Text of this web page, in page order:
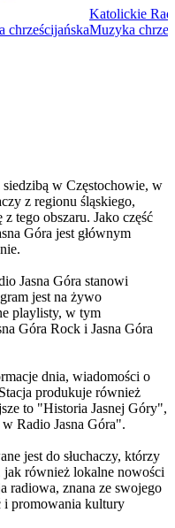
chrześcijańska
Katolickie
Muzyka
siedzibą w Częstochowie, w
z regionu śląskiego,
tego obszaru. Jako część
Góra jest głównym
Jasna Góra stanowi
jest na żywo
playlisty, w tym
Góra Rock i Jasna Góra
dnia, wiadomości o
produkuje również
to "Historia Jasnej Góry",
Radio Jasna Góra".
jest do słuchaczy, którzy
jak również lokalne nowości
radiowa, znana ze swojego
i promowania kultury